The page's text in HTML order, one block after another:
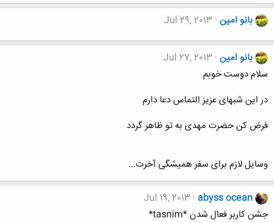
بانو امین Jul 29, 2013
بانو امین Jul 27, 2013
سلام دوست خوبم
در این شبهای عزیز التماس دعا دارم
فرض کن حضرت مهدی به تو ظاهر گردد
وسایل لازم برای سفر همیشگی آخرت...
abyss ocean
Jul 19, 2013
جشن کاربر فعال شدن *tasnim*